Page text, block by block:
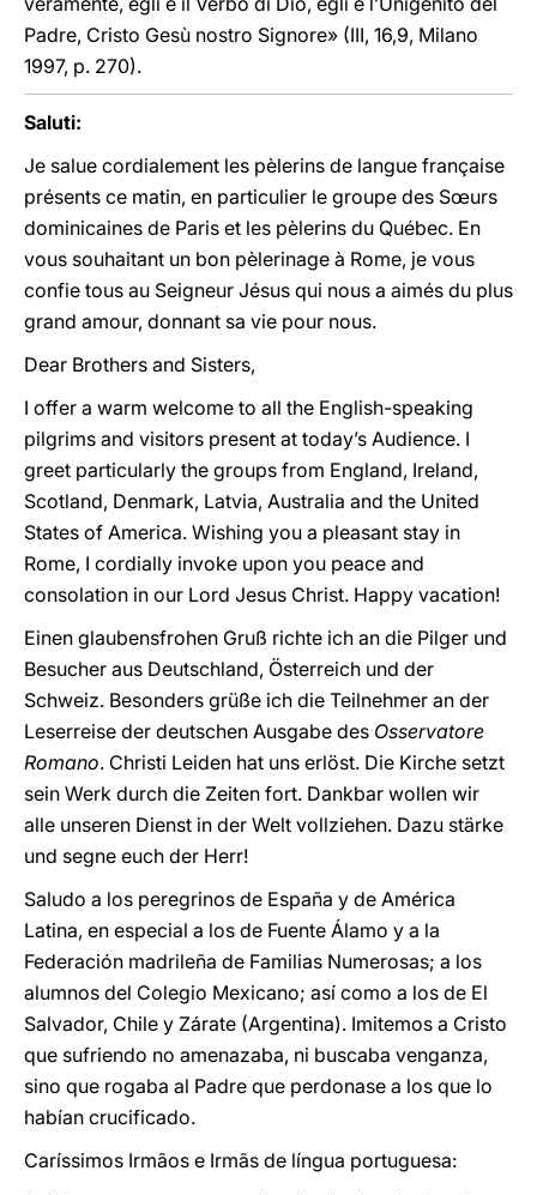
Padre, Cristo Gesù nostro Signore» (III, 16,9, Milano
1997, p. 270).
Saluti:
Je salue cordialement les pèlerins de langue française
présents ce matin, en particulier le groupe des Sœurs
dominicaines de Paris et les pèlerins du Québec. En
vous souhaitant un bon pèlerinage à Rome, je vous
confie tous au Seigneur Jésus qui nous a aimés du plus
grand amour, donnant sa vie pour nous.
Dear Brothers and Sisters,
I offer a warm welcome to all the English-speaking
pilgrims and visitors present at today’s Audience. I
greet particularly the groups from England, Ireland,
Scotland, Denmark, Latvia, Australia and the United
States of America. Wishing you a pleasant stay in
Rome, I cordially invoke upon you peace and
consolation in our Lord Jesus Christ. Happy vacation!
Einen glaubensfrohen Gruß richte ich an die Pilger und
Besucher aus Deutschland, Österreich und der
Schweiz. Besonders grüße ich die Teilnehmer an der
Leserreise der deutschen Ausgabe des Osservatore
Romano. Christi Leiden hat uns erlöst. Die Kirche setzt
sein Werk durch die Zeiten fort. Dankbar wollen wir
alle unseren Dienst in der Welt vollziehen. Dazu stärke
und segne euch der Herr!
Saludo a los peregrinos de España y de América
Latina, en especial a los de Fuente Álamo y a la
Federación madrileña de Familias Numerosas; a los
alumnos del Colegio Mexicano; así como a los de El
Salvador, Chile y Zárate (Argentina). Imitemos a Cristo
que sufriendo no amenazaba, ni buscaba venganza,
sino que rogaba al Padre que perdonase a los que lo
habían crucificado.
Caríssimos Irmãos e Irmãs de língua portuguesa: